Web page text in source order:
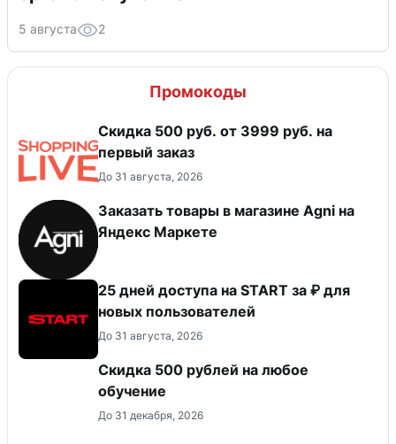
5 августа 2
Промокоды
Скидка 500 руб. от 3999 руб. на
первый заказ
До 31 августа, 2026
Заказать товары в магазине Agni на
Яндекс Маркете
25 дней доступа на START за ₽ для
новых пользователей
До 31 августа, 2026
Скидка 500 рублей на любое
обучение
До 31 декабря, 2026